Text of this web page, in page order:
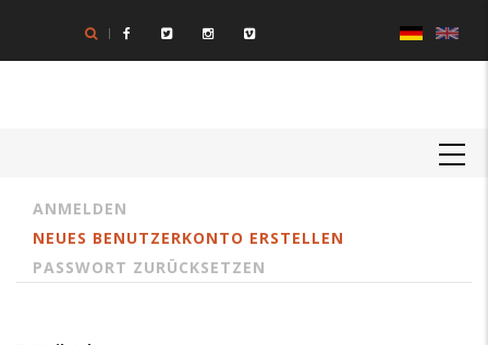
Inhalt
Primary
tabs
ANMELDEN
NEUES BENUTZERKONTO ERSTELLEN
PASSWORT ZURÜCKSETZEN